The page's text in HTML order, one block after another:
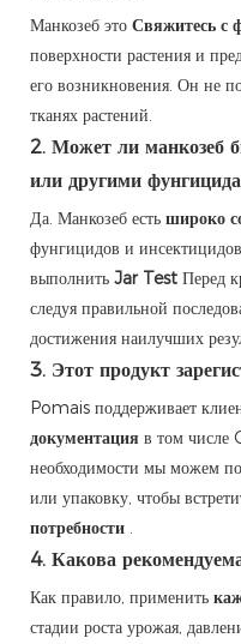
Манкозеб это Свяжитесь с
поверхности растения и
его возникновения. Он не
тканях растений.
2. Может ли манкозеб
или другими
Да. Манкозеб есть широко
фунгицидов и
выполнить Jar Test Перед
следуя правильной
достижения наилучших
3. Этот продукт
Pomais поддерживает
документация в том числе
необходимости мы можем
или упаковку, чтобы
потребности .
4. Какова
Как правило, применить
стадии роста урожая,